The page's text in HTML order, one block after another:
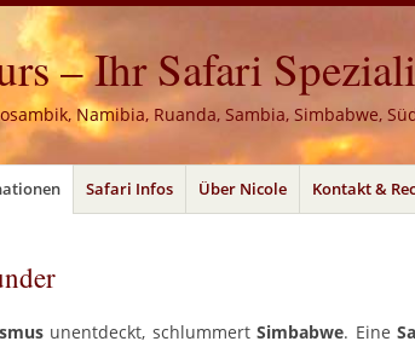
– Ihr Safari
Namibia, Ruanda, Sambia, Simbabwe,
Safari Infos Über Nicole Kontakt &
unentdeckt, schlummertSimbabwe. Eine